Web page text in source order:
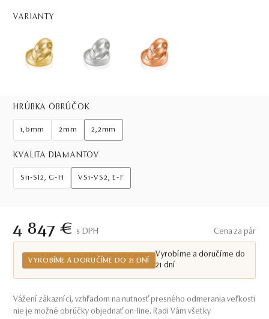
VARIANTY
HRÚBKA OBRÚČOK
1,6mm 2mm 2,2mm
KVALITA DIAMANTOV
Si1-SI2, G-H VS1-VS2, E-F
4 847 € S DPH Cena za pár
VYROBÍME A DORUČÍME DO 21 DNÍ
Vyrobíme a doručíme do
21 dní
Vážení zákazníci, vzhľadom na nutnosť presného odmerania veľkosti
nie je možné obrúčky objednať on-line. Radi Vám všetky